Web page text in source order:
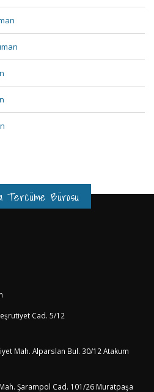
Tercüme Bürosu
Cad. 5/12
Mah. Alparslan Bul. 30/12 Atakum
Mah. Şarampol Cad. 101/26 Muratpaşa